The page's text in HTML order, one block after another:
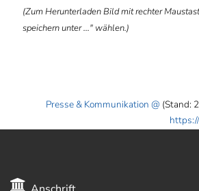
(Zum Herunterladen Bild mit rechter
speichern unter ..." wählen.)
Presse & Kommunikation (Stand: